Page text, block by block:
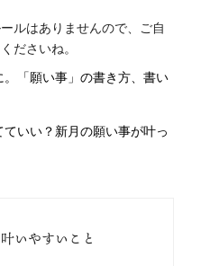
ルはありませんので、ご自
ださいね。
「願い事」の書き方、書い
いい？新月の願い事が叶っ
いやすいこと